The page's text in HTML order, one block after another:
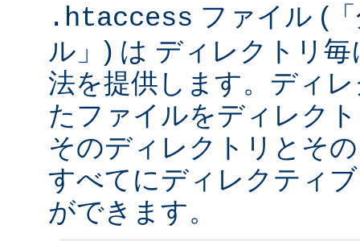
.htaccess ファイル (
ル」) は ディレクトリ
法を提供します。ディ
たファイルをディレク
そのディレクトリとそ
すべてにディレクティ
ができます。